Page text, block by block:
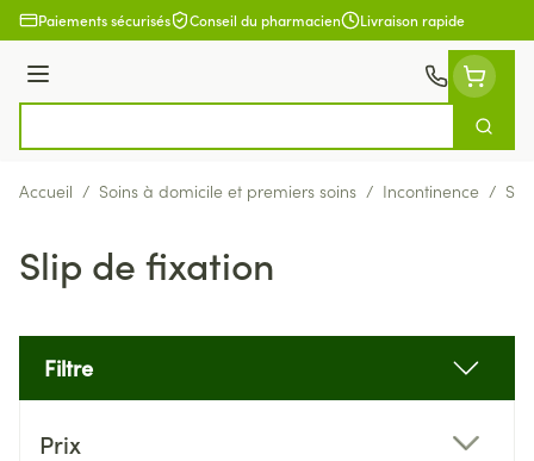
Aller au contenu
Paiements sécurisés Conseil du pharmacien Livraison rapide
Menu
Accueil / Soins à domicile et premiers soins / Incontinence /
Slip de fixation
Filtre
Prix